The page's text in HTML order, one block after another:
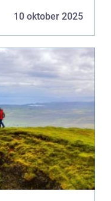
10 oktober 2025